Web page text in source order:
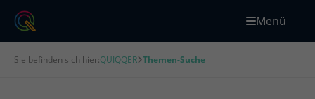
Menü
Sie befinden sich hier:QUIQQER Themen-Suche